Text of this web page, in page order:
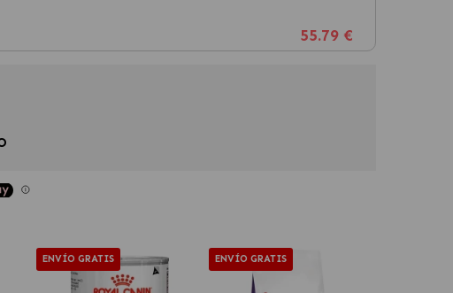
55.79 €
ENVÍO GRATIS ENVÍO GRATIS